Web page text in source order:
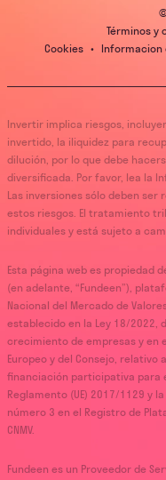
Términos y
Cookies • Informacion
Invertir implica riesgos,
invertido, la iliquidez para
dilución, por lo que debe
diversificada. Por favor, lea la
Las inversiones sólo deben
estos riesgos. El tratamiento
individuales y está sujeto a
Esta página web es propiedad de
(en adelante, “Fundeen”),
Nacional del Mercado de
establecido en la Ley 18/2022,
crecimiento de empresas y en
Europeo y del Consejo, relativo
financiación participativa para
Reglamento (UE) 2017/1129 y
número 3 en el Registro de
CNMV.
Fundeen es un Proveedor de